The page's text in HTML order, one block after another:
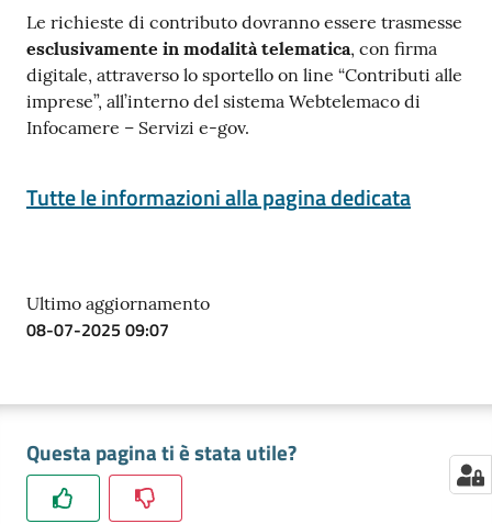
Le richieste di contributo dovranno essere trasmesse
esclusivamente in modalità telematica, con firma
digitale, attraverso lo sportello on line “Contributi alle
imprese”, all’interno del sistema Webtelemaco di
Infocamere – Servizi e-gov.
Tutte le informazioni alla pagina dedicata
Ultimo aggiornamento
08-07-2025 09:07
Questa pagina ti è stata utile?